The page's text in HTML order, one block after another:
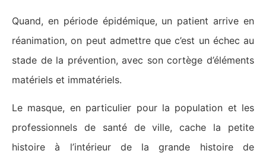
Quand, en période épidémique, un patient arrive en
réanimation, on peut admettre que c’est un échec au
stade de la prévention, avec son cortège d’éléments
matériels et immatériels.
Le masque, en particulier pour la population et les
professionnels de santé de ville, cache la petite
histoire à l’intérieur de la grande histoire de